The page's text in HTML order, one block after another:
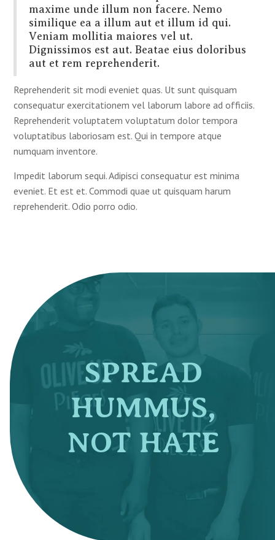
maxime unde illum non facere. Nemo
similique ea a illum aut et illum id qui.
Veniam mollitia maiores vel ut.
Dignissimos est aut. Beatae eius doloribus
aut et rem reprehenderit.
Reprehenderit sit modi eveniet quas. Ut sunt quisquam
consequatur exercitationem vel laborum labore ad officiis.
Reprehenderit voluptatem voluptatum dolor tempora
voluptatibus laboriosam est. Qui in tempore atque
numquam inventore.
Impedit laborum sequi. Adipisci consequatur est minima
eveniet. Et est et. Commodi quae ut quisquam harum
reprehenderit. Odio porro odio.
SPREAD
HUMMUS,
NOT HATE